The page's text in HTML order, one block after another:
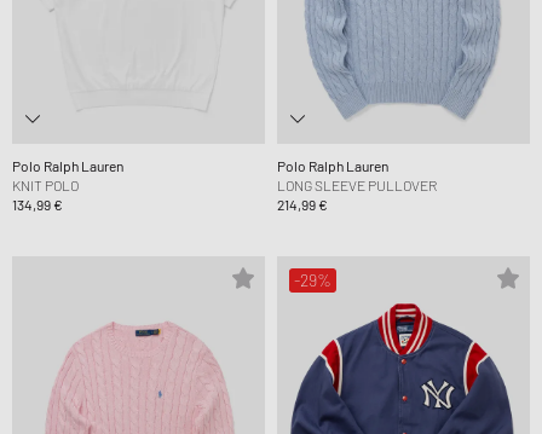
Polo Ralph Lauren
KNIT POLO
134,99 €
Polo Ralph Lauren
LONG SLEEVE PULLOVER
214,99 €
-29%